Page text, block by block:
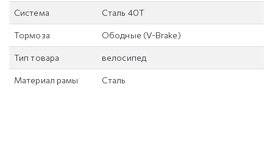
Система Сталь 40Т
Тормоза Ободные (V-Brake)
Тип товара велосипед
Материал рамы Сталь